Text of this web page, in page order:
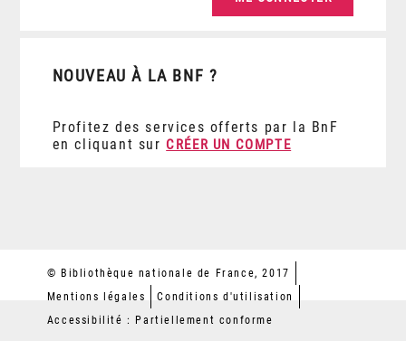
NOUVEAU À LA BNF ?
Profitez des services offerts par la BnF
en cliquant sur CRÉER UN COMPTE
© Bibliothèque nationale de France, 2017
Mentions légales
Conditions d'utilisation
Accessibilité : Partiellement conforme